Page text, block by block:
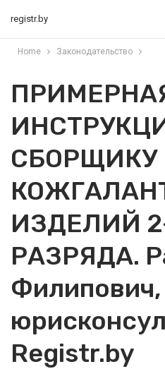
registr.by
Home Законодательство
СБОРЩИКУ
ИЗДЕЛИЙ
РАЗРЯДА.
Филипович,
Registr.by